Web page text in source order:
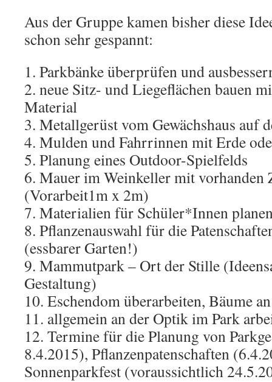
Aus der Gruppe kamen bisher diese
schon sehr gespannt:
1. Parkbänke überprüfen und
2. neue Sitz- und Liegeflächen bauen
Material
3. Metallgerüst vom Gewächshaus auf
4. Mulden und Fahrrinnen mit Erde
5. Planung eines Outdoor-Spielfelds
6. Mauer im Weinkeller mit vorhanden
(Vorarbeit1m x 2m)
7. Materialien für Schüler*Innen
8. Pflanzenauswahl für die
(essbarer Garten!)
9. Mammutpark – Ort der Stille
Gestaltung)
10. Eschendom überarbeiten, Bäume
11. allgemein an der Optik im Park
12. Termine für die Planung von
8.4.2015), Pflanzenpatenschaften
Sonnenparkfest (voraussichtlich